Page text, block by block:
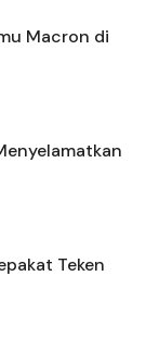
Macron di
Teken